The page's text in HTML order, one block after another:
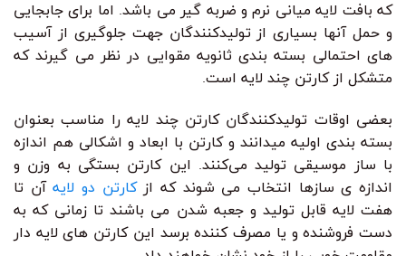
که بافت لایه میانی نرم و ضربه گیر می باشد. اما برای جابجایی
و حمل آنها بسیاری از تولیدکنندگان جهت جلوگیری از آسیب
های احتمالی بسته بندی ثانویه مقوایی در نظر می گیرند که
متشکل از کارتن چند لایه است.
بعضی اوقات تولیدکنندگان کارتن چند لایه را مناسب بعنوان
بسته بندی اولیه میدانند و کارتن با ابعاد و اشکالی هم اندازه
با ساز موسیقی تولید می‌کنند. این کارتن بستگی به وزن و
اندازه ی سازها انتخاب می شوند که ازکارتن دو لایهآن تا
هفت لایه قابل تولید و جعبه شدن می باشند تا زمانی که به
دست فروشنده و یا مصرف کننده برسد این کارتن های لایه دار